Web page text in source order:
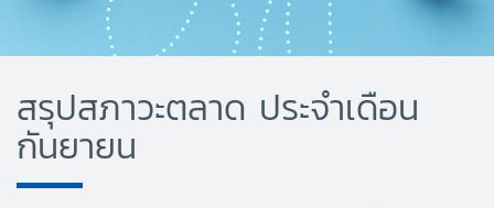
สรุปสภาวะตลาด ประจำเดือน
กันยายน